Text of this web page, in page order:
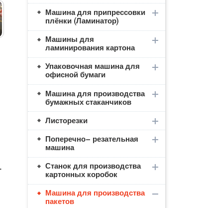
Машина для припрессовки
плёнки (Ламинатор)
Машины для
ламинирования картона
Упаковочная машина для
офисной бумаги
Машина для производства
бумажных стаканчиков
Листорезки
Поперечно– резательная
машина
Станок для производства
картонных коробок
Машина для производства
пакетов